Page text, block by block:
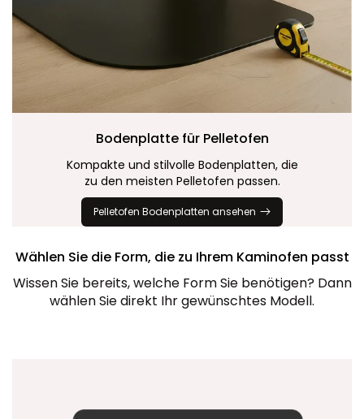
Bodenplatte für Pelletofen
Kompakte und stilvolle Bodenplatten, die
zu den meisten Pelletofen passen.
Pelletofen Bodenplatten ansehen
Wählen Sie die Form, die zu Ihrem Kaminofen passt
Wissen Sie bereits, welche Form Sie benötigen? Dann
wählen Sie direkt Ihr gewünschtes Modell.